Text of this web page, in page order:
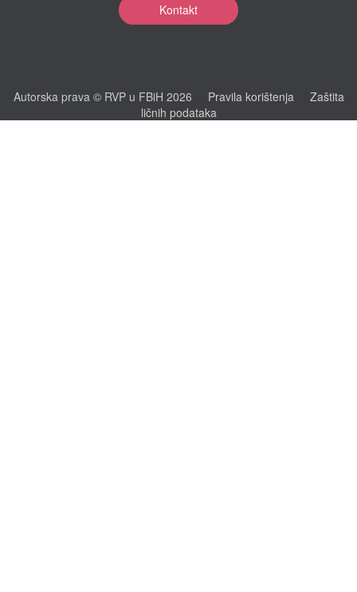
Kontakt
Autorska prava © RVP u FBiH 2026 Pravila korištenja
Zaštita
ličnih podataka